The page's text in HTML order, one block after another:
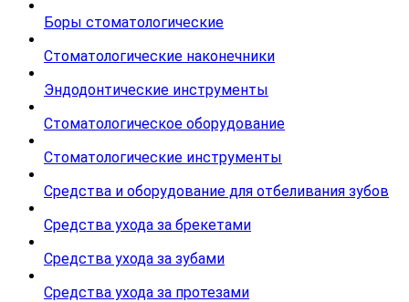
Боры стоматологические
Стоматологические наконечники
Эндодонтические инструменты
Стоматологическое оборудование
Стоматологические инструменты
Средства и оборудование для отбеливания зубов
Средства ухода за брекетами
Средства ухода за зубами
Средства ухода за протезами